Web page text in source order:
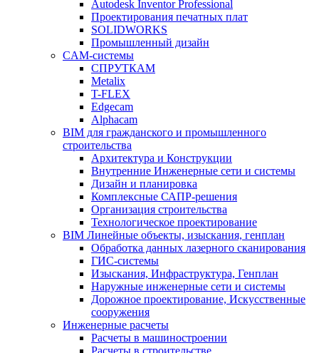
Autodesk Inventor Professional
Проектирования печатных плат
SOLIDWORKS
Промышленный дизайн
CAM-системы
СПРУТКAM
Metalix
T-FLEX
Edgecam
Alphacam
BIM для гражданского и промышленного
строительства
Архитектура и Конструкции
Внутренние Инженерные сети и системы
Дизайн и планировка
Комплексные САПР-решения
Организация строительства
Технологическое проектирование
BIM Линейные объекты, изыскания, генплан
Обработка данных лазерного сканирования
ГИС-системы
Изыскания, Инфраструктура, Генплан
Наружные инженерные сети и системы
Дорожное проектирование, Искусственные
сооружения
Инженерные расчеты
Расчеты в машиностроении
Расчеты в строительстве